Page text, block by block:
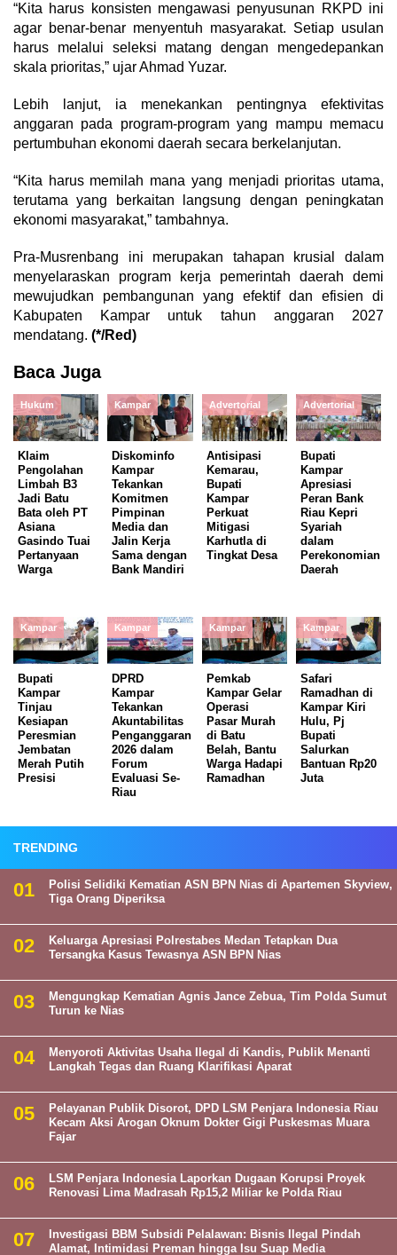
“Kita harus konsisten mengawasi penyusunan RKPD ini
agar benar-benar menyentuh masyarakat. Setiap usulan
harus melalui seleksi matang dengan mengedepankan
skala prioritas,” ujar Ahmad Yuzar.
Lebih lanjut, ia menekankan pentingnya efektivitas
anggaran pada program-program yang mampu memacu
pertumbuhan ekonomi daerah secara berkelanjutan.
“Kita harus memilah mana yang menjadi prioritas utama,
terutama yang berkaitan langsung dengan peningkatan
ekonomi masyarakat,” tambahnya.
Pra-Musrenbang ini merupakan tahapan krusial dalam
menyelaraskan program kerja pemerintah daerah demi
mewujudkan pembangunan yang efektif dan efisien di
Kabupaten Kampar untuk tahun anggaran 2027
mendatang. (*/Red)
Baca Juga
Hukum
Klaim
Pengolahan
Limbah B3
Jadi Batu
Bata oleh PT
Asiana
Gasindo Tuai
Pertanyaan
Warga
Kampar
Diskominfo
Kampar
Tekankan
Komitmen
Pimpinan
Media dan
Jalin Kerja
Sama dengan
Bank Mandiri
Advertorial
Antisipasi
Kemarau,
Bupati
Kampar
Perkuat
Mitigasi
Karhutla di
Tingkat Desa
Advertorial
Bupati
Kampar
Apresiasi
Peran Bank
Riau Kepri
Syariah
dalam
Perekonomian
Daerah
Kampar
Bupati
Kampar
Tinjau
Kesiapan
Peresmian
Jembatan
Merah Putih
Presisi
Kampar
DPRD
Kampar
Tekankan
Akuntabilitas
Penganggaran
2026 dalam
Forum
Evaluasi Se-
Riau
Kampar
Pemkab
Kampar Gelar
Operasi
Pasar Murah
di Batu
Belah, Bantu
Warga Hadapi
Ramadhan
Kampar
Safari
Ramadhan di
Kampar Kiri
Hulu, Pj
Bupati
Salurkan
Bantuan Rp20
Juta
TRENDING
Polisi Selidiki Kematian ASN BPN Nias di Apartemen Skyview,
Tiga Orang Diperiksa
Keluarga Apresiasi Polrestabes Medan Tetapkan Dua
Tersangka Kasus Tewasnya ASN BPN Nias
Mengungkap Kematian Agnis Jance Zebua, Tim Polda Sumut
Turun ke Nias
Menyoroti Aktivitas Usaha Ilegal di Kandis, Publik Menanti
Langkah Tegas dan Ruang Klarifikasi Aparat
Pelayanan Publik Disorot, DPD LSM Penjara Indonesia Riau
Kecam Aksi Arogan Oknum Dokter Gigi Puskesmas Muara
Fajar
LSM Penjara Indonesia Laporkan Dugaan Korupsi Proyek
Renovasi Lima Madrasah Rp15,2 Miliar ke Polda Riau
Investigasi BBM Subsidi Pelalawan: Bisnis Ilegal Pindah
Alamat, Intimidasi Preman hingga Isu Suap Media